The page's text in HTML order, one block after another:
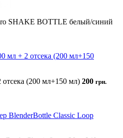
SHAKE BOTTLE белый/синий
(200 мл+150 мл) 200 грн.